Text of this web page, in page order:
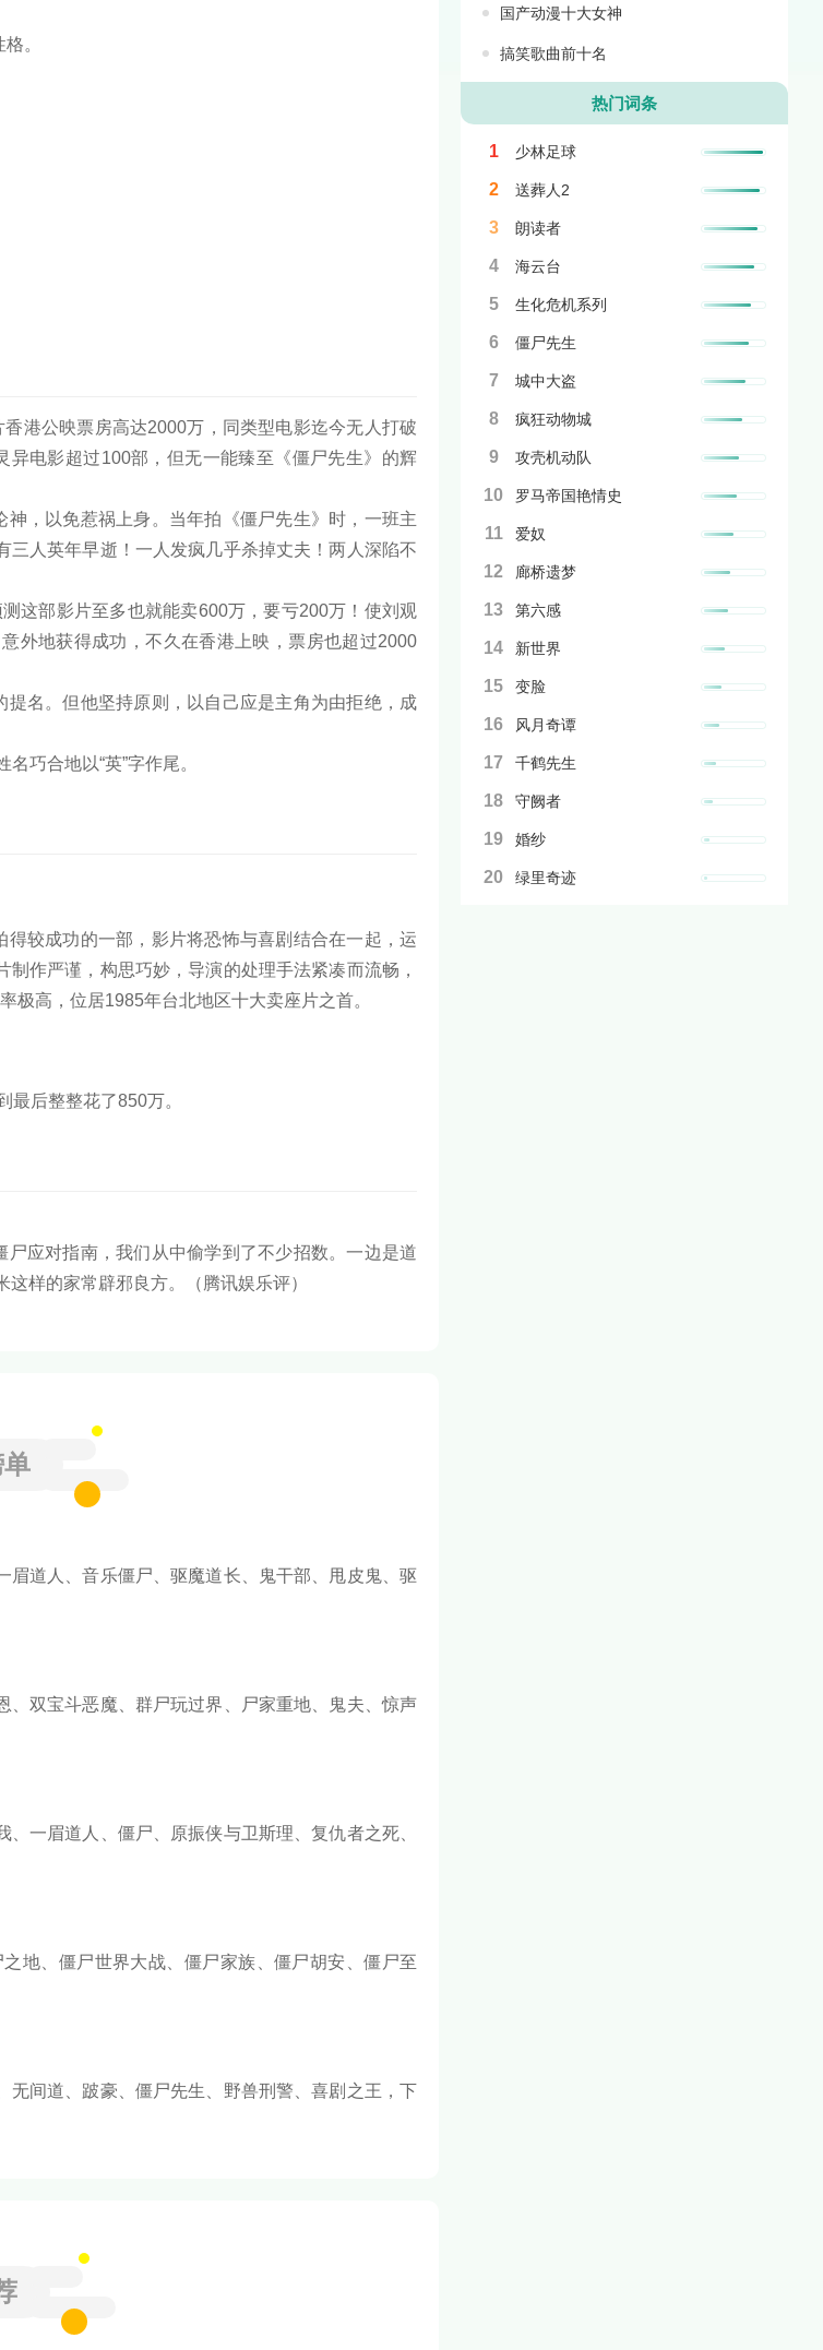
。
港公映票房高达2000万，同类型电影迄今无人打破
电影超过100部，但无一能臻至《僵尸先生》的辉
，以免惹祸上身。当年拍《僵尸先生》时，一班主
人英年早逝！一人发疯几乎杀掉丈夫！两人深陷不
这部影片至多也就能卖600万，要亏200万！使刘观
外地获得成功，不久在香港上映，票房也超过2000
名。但他坚持原则，以自己应是主角为由拒绝，成
巧合地以“英”字作尾。
较成功的一部，影片将恐怖与喜剧结合在一起，运
作严谨，构思巧妙，导演的处理手法紧凑而流畅，
极高，位居1985年台北地区十大卖座片之首。
后整整花了850万。
尸应对指南，我们从中偷学到了不少招数。一边是道
这样的家常辟邪良方。（腾讯娱乐评）
道人、音乐僵尸、驱魔道长、鬼干部、甩皮鬼、驱
双宝斗恶魔、群尸玩过界、尸家重地、鬼夫、惊声
一眉道人、僵尸、原振侠与卫斯理、复仇者之死、
地、僵尸世界大战、僵尸家族、僵尸胡安、僵尸至
间道、跛豪、僵尸先生、野兽刑警、喜剧之王，下
国产动漫十大女神
搞笑歌曲前十名
热门词条
1 少林足球
2 送葬人2
3 朗读者
4 海云台
5 生化危机系列
6 僵尸先生
7 城中大盗
8 疯狂动物城
9 攻壳机动队
10 罗马帝国艳情史
11 爱奴
12 廊桥遗梦
13 第六感
14 新世界
15 变脸
16 风月奇谭
17 千鹤先生
18 守阙者
19 婚纱
20 绿里奇迹